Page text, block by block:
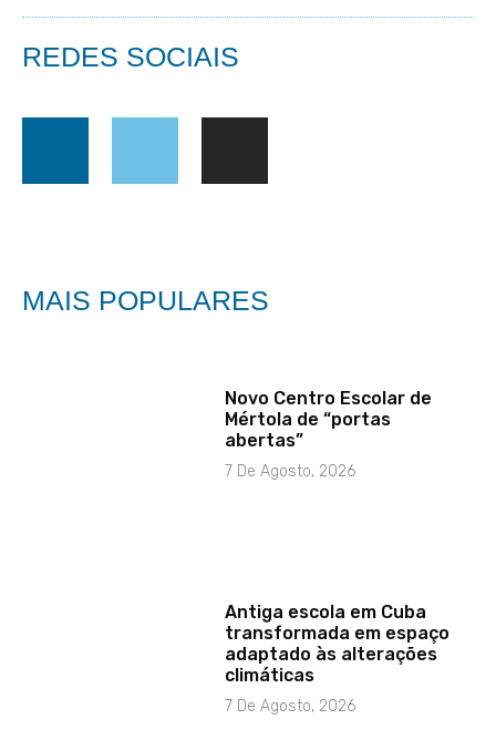
REDES SOCIAIS
MAIS POPULARES
Novo Centro Escolar de
Mértola de “portas
abertas”
7 De Agosto, 2026
Antiga escola em Cuba
transformada em espaço
adaptado às alterações
climáticas
7 De Agosto, 2026